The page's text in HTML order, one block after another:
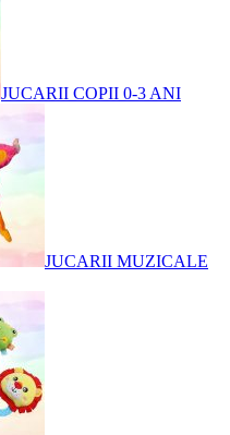
JUCARII COPII 0-3 ANI
JUCARII MUZICALE